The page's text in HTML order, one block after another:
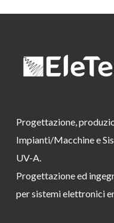
Progettazione,
Impianti/Macchine e
UV-A.
Progettazione ed
per sistemi elettronici